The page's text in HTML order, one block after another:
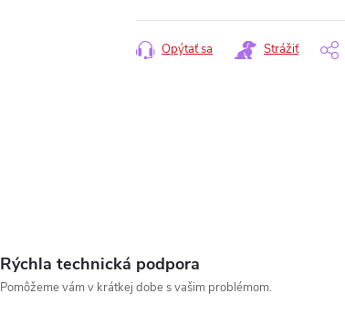
cena:
Opýtať sa Strážiť
Rýchla technická podpora
Pomôžeme vám v krátkej dobe s vašim problémom.